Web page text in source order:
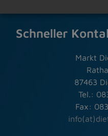
Schneller
Markt
87463
Tel.:
Fax: